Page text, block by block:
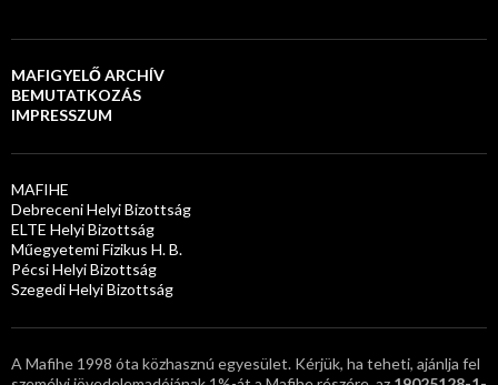
MAFIGYELŐ ARCHÍV
BEMUTATKOZÁS
IMPRESSZUM
MAFIHE
Debreceni Helyi Bizottság
ELTE Helyi Bizottság
Műegyetemi Fizikus H. B.
Pécsi Helyi Bizottság
Szegedi Helyi Bizottság
A Mafihe 1998 óta közhasznú egyesület. Kérjük, ha teheti, ajánlja fel